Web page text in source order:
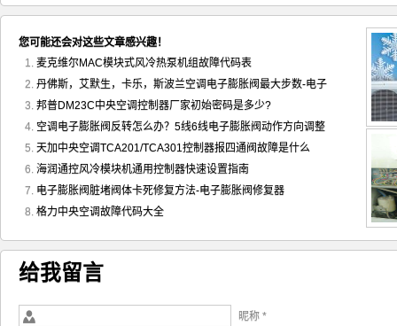
您可能还会对这些文章感兴趣！
麦克维尔MAC模块式风冷热泵机组故障代码表
丹佛斯，艾默生，卡乐，斯波兰空调电子膨胀阀最大步数-电子
邦普DM23C中央空调控制器厂家初始密码是多少?
空调电子膨胀阀反转怎么办？5线6线电子膨胀阀动作方向调整
天加中央空调TCA201/TCA301控制器报四通阀故障是什么
海润通控风冷模块机通用控制器快速设置指南
电子膨胀阀脏堵阀体卡死修复方法-电子膨胀阀修复器
格力中央空调故障代码大全
给我留言
昵称 *